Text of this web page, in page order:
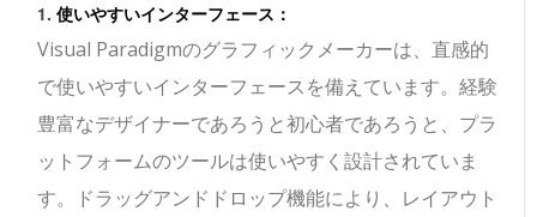
1.使いやすいインターフェース：
Visual Paradigmのグラフィックメーカーは、直感的
で使いやすいインターフェースを備えています。経験
豊富なデザイナーであろうと初心者であろうと、プラ
ットフォームのツールは使いやすく設計されていま
す。ドラッグアンドドロップ機能により、レイアウト